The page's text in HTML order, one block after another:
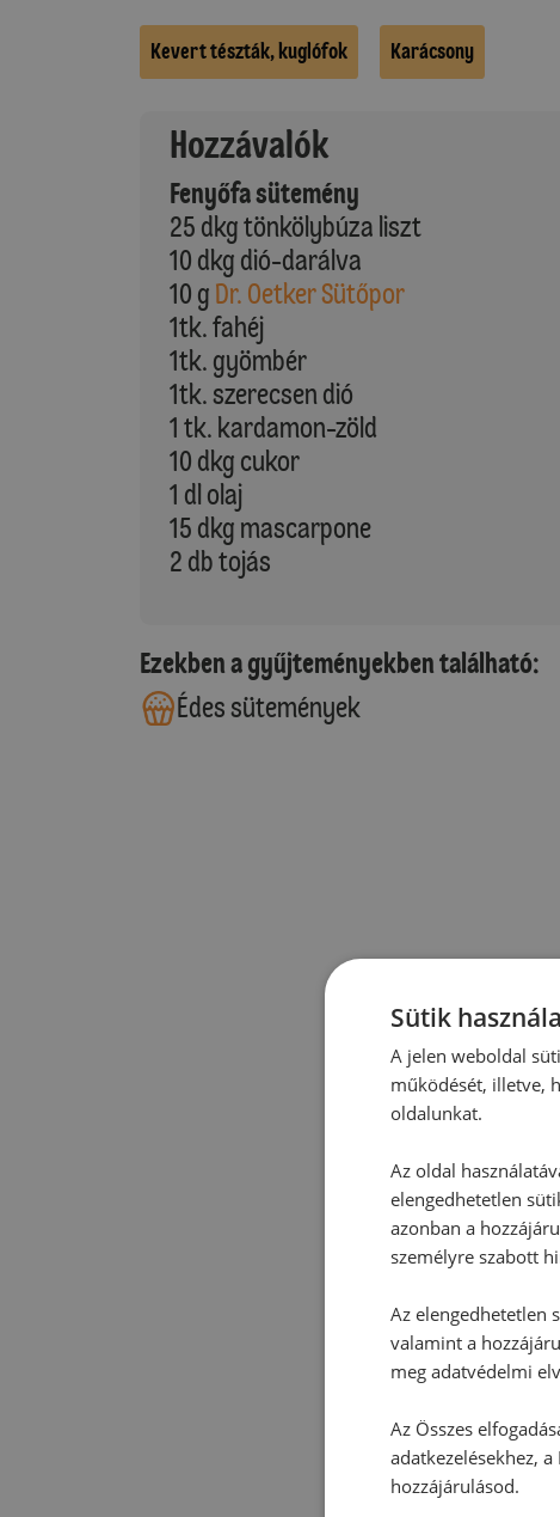
Kevert tészták, kuglófok Karácsony
Hozzávalók
Fenyőfa sütemény
25 dkg tönkölybúza liszt
10 dkg dió-darálva
10 g Dr. Oetker Sütőpor
1tk. fahéj
1tk. gyömbér
1tk. szerecsen dió
1 tk. kardamon-zöld
10 dkg cukor
1 dl olaj
15 dkg mascarpone
2 db tojás
Ezekben a gyűjteményekben található:
Édes sütemények
Sütik
A jelen weboldal
működését, illetve,
oldalunkat.
Az oldal
elengedhetetlen
azonban a
személyre szabott
Az elengedhetetlen
valamint a
meg adatvédelmi
Az Összes
adatkezelésekhez,
hozzájárulásod.